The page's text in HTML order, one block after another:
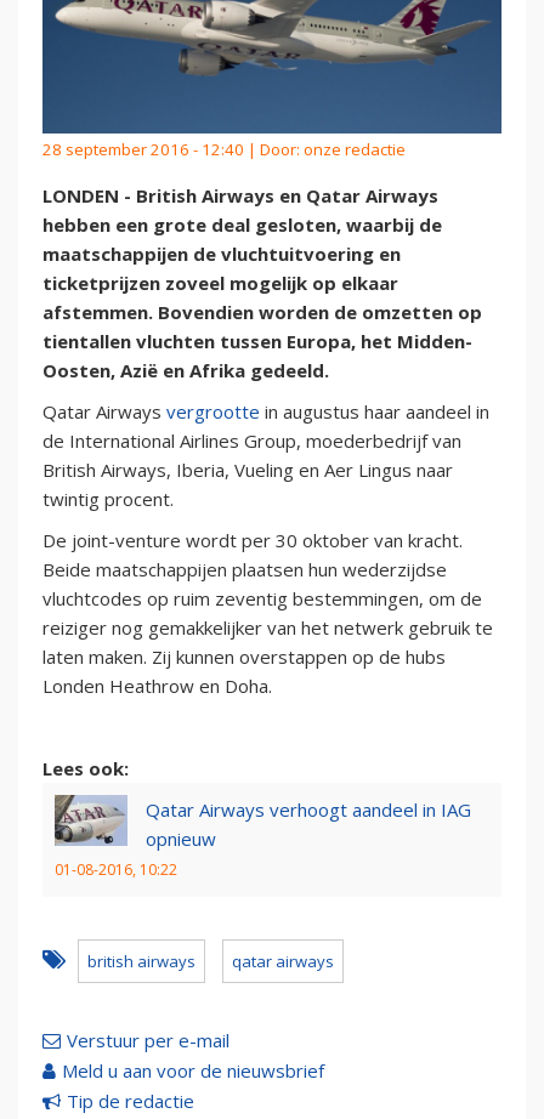
28 september 2016 - 12:40 | Door: onze redactie
LONDEN - British Airways en Qatar Airways
hebben een grote deal gesloten, waarbij de
maatschappijen de vluchtuitvoering en
ticketprijzen zoveel mogelijk op elkaar
afstemmen. Bovendien worden de omzetten op
tientallen vluchten tussen Europa, het Midden-
Oosten, Azië en Afrika gedeeld.
Qatar Airways vergrootte in augustus haar aandeel in
de International Airlines Group, moederbedrijf van
British Airways, Iberia, Vueling en Aer Lingus naar
twintig procent.
De joint-venture wordt per 30 oktober van kracht.
Beide maatschappijen plaatsen hun wederzijdse
vluchtcodes op ruim zeventig bestemmingen, om de
reiziger nog gemakkelijker van het netwerk gebruik te
laten maken. Zij kunnen overstappen op de hubs
Londen Heathrow en Doha.
Lees ook:
Qatar Airways verhoogt aandeel in IAG
opnieuw
01-08-2016, 10:22
british airways qatar airways
Verstuur per e-mail
Meld u aan voor de nieuwsbrief
Tip de redactie